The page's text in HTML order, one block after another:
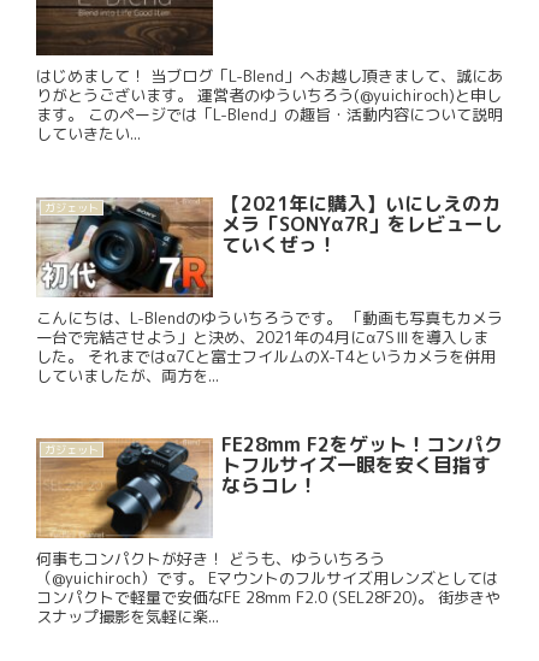
はじめまして！ 当ブログ「L-Blend」へお越し頂きまして、誠にあ
りがとうございます。 運営者のゆういちろう(@yuichiroch)と申し
ます。 このページでは「L-Blend」の趣旨・活動内容について説明
していきたい...
ガジェット 【2021年に購入】いにしえのカ
メラ「SONYα7R」をレビューし
ていくぜっ！
こんにちは、L-Blendのゆういちろうです。 「動画も写真もカメラ
一台で完結させよう」と決め、2021年の4月にα7SⅢを導入しま
した。 それまではα7Cと富士フイルムのX-T4というカメラを併用
していましたが、両方を...
ガジェット FE28mm F2をゲット！コンパク
トフルサイズ一眼を安く目指す
ならコレ！
何事もコンパクトが好き！ どうも、ゆういちろう
（@yuichiroch）です。 Eマウントのフルサイズ用レンズとしては
コンパクトで軽量で安価なFE 28mm F2.0 (SEL28F20)。 街歩きや
スナップ撮影を気軽に楽...